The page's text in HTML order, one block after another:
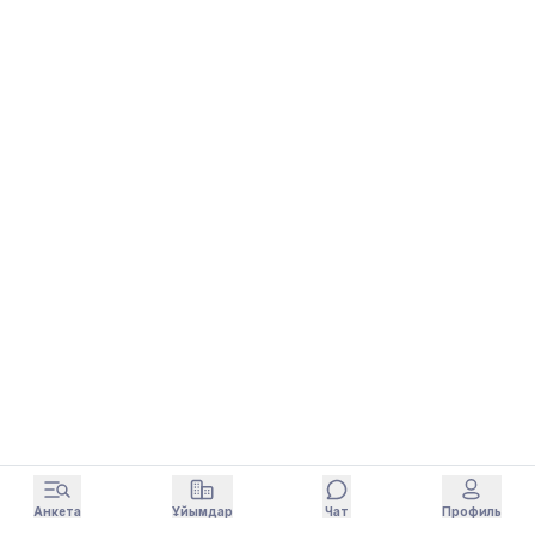
Анкета Ұйымдар Чат Профиль